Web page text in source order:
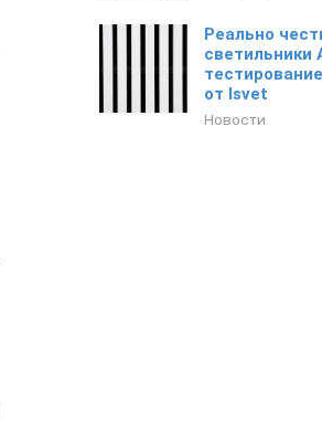
Реально
светильники
от Isvet
Новости